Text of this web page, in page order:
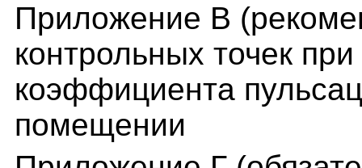
Приложение В
контрольных точек
коэффициента
помещении